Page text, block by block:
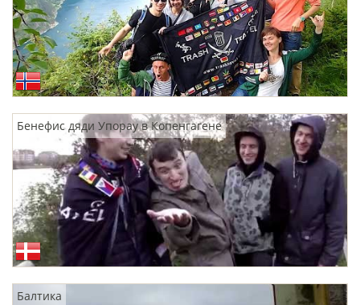
Бенефис дяди Упорау в Копенгагене
Балтика